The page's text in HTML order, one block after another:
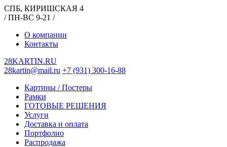
СПБ, КИРИШСКАЯ 4
/ ПН-ВС 9-21 /
О компании
Контакты
28KARTIN.RU
28kartin@mail.ru +7 (931) 300-16-88
Картины / Постеры
Рамки
ГОТОВЫЕ РЕШЕНИЯ
Услуги
Доставка и оплата
Портфолио
Распродажа